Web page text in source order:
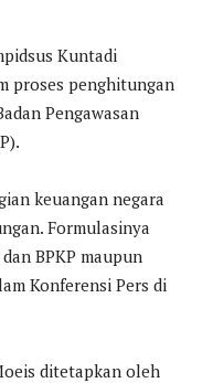
Kuntadi
proses penghitungan
Pengawasan
keuangan negara
Formulasinya
BPKP maupun
Konferensi Pers di
ditetapkan oleh